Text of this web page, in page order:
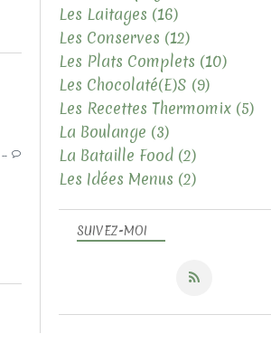
LES RECETTES SALÉES
LES SALADES
…
SUIVEZ-MOI
Les Laitages (16)
Les Conserves (12)
Les Plats Complets (10)
Les Chocolaté(e)s (9)
Les Recettes Thermomix (5)
La Boulange (3)
La Bataille Food (2)
Les Idées Menus (2)